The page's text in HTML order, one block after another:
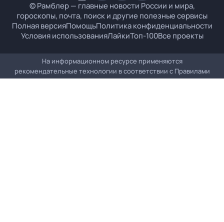
© Рамблер — главные новости России и мира,
гороскопы, почта, поиск и другие полезные сервисы
Полная версияПомощьПолитика конфиденциальности
Условия использованияЛайкиТоп-100Все проекты
На информационном ресурсе применяются
рекомендательные технологии в соответствии с Правилами